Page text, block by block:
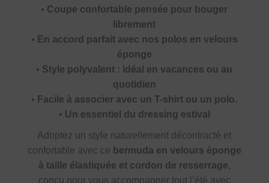
• Coupe confortable pensée pour bouger
librement
• En accord parfait avec nos polos en velours
éponge
• Style polyvalent : idéal en vacances ou au
quotidien
• Facile à associer avec un T-shirt ou un polo.
• Un essentiel du dressing estival
Adoptez un style naturellement décontracté et
confortable avec ce bermuda en velours éponge
à taille élastiquée et cordon de resserrage,
conçu pour vous accompagner tout l’été avec